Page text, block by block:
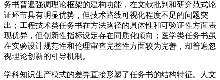
务书普遍强调理论框架的建构功能，在文献批判和研究范式论
证环节具有明显优势，但技术路线可视化程度不足的问题突
出；工程技术类任务书在方法路径的具体性和可验证性方面表
现优异，但创新性指标设定存在同质化倾向；医学类任务书虽
在实验设计规范性和伦理审查完整性方面较为完善，却普遍忽
视理论创新的引导机制。
学科知识生产模式的差异直接形塑了任务书的结构特征。人文